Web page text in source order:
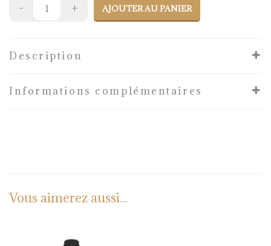
AJOUTER AU PANIER
Description
Informations complémentaires
Vous aimerez aussi...